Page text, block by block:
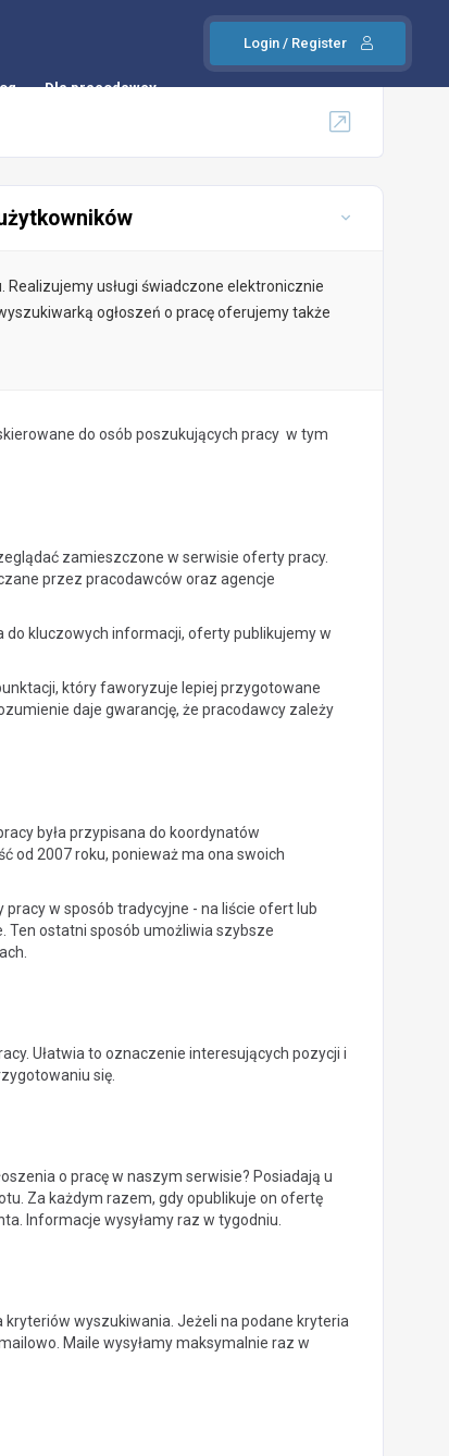
Login / Register
Dla pracodawcy
usługi świadczone elektronicznie
ogłoszeń o pracę oferujemy także
do osób poszukujących pracy w tym
zamieszczone w serwisie oferty pracy.
przez pracodawców oraz agencje
do kluczowych informacji, oferty publikujemy w
który faworyzuje lepiej przygotowane
daje gwarancję, że pracodawcy zależy
była przypisana do koordynatów
od 2007 roku, ponieważ ma ona swoich
w sposób tradycyjne - na liście ofert lub
Ten ostatni sposób umożliwia szybsze
Ułatwia to oznaczenie interesujących pozycji i
się.
o pracę w naszym serwisie? Posiadają u
Za każdym razem, gdy opublikuje on ofertę
Informacje wysyłamy raz w tygodniu.
wyszukiwania. Jeżeli na podane kryteria
Maile wysyłamy maksymalnie raz w